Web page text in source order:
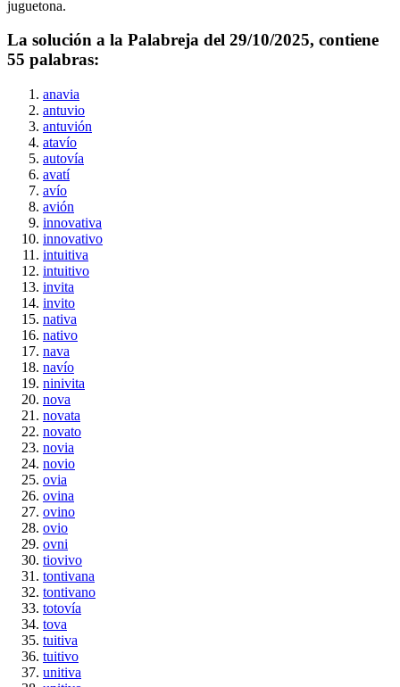
juguetona.
La solución a la Palabreja del 29/10/2025, contiene
55 palabras:
anavia
antuvio
antuvión
atavío
autovía
avatí
avío
avión
innovativa
innovativo
intuitiva
intuitivo
invita
invito
nativa
nativo
nava
navío
ninivita
nova
novata
novato
novia
novio
ovia
ovina
ovino
ovio
ovni
tiovivo
tontivana
tontivano
totovía
tova
tuitiva
tuitivo
unitiva